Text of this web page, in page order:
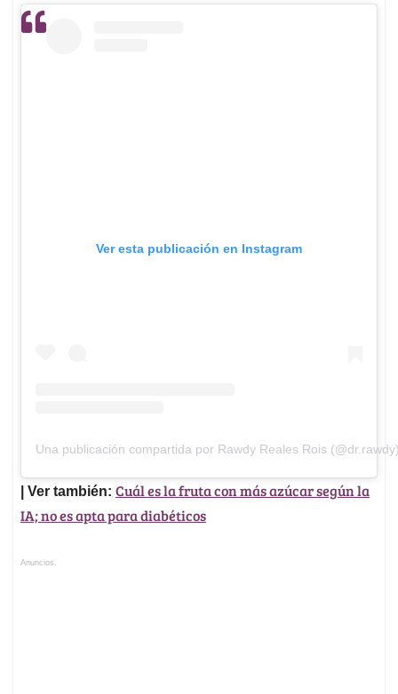
Ver esta publicación en Instagram
Una publicación compartida por Rawdy Reales Rois
| Ver también: Cuál es la fruta con más azúcar según la
IA; no es apta para diabéticos
Anuncios.